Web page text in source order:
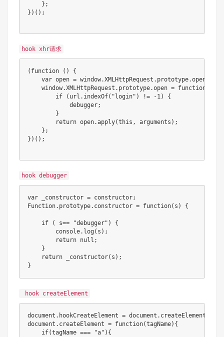
} ;
} ) ( ) ;
hook xhr请求
( function ( )
{
var open = window.XMLHttpRequest . prototype.open
    window
.XMLHttpRequest . prototype.open = function
if
( url . indexOf( "login" ) != -1)
{
debugger;
}
return open.apply(this , arguments ) ;
} ;
} ) ( ) ;
hook debugger
var _constructor = constructor;
Function. prototype. constructor = function( s ) {
if ( s== "debugger" )
{
        console
. log ( s ) ;
return null ;
}
return
_constructor( s ) ;
}
hook createElement
document . hookCreateElement = document . createElement
document . createElement = function(tagName) {
if(tagName === "a" ) {